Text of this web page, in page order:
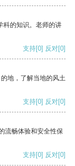
科的知识。老师的讲
支持[0] 反对[0]
地，了解当地的风土
支持[0] 反对[0]
流畅体验和安全性保
支持[0] 反对[0]